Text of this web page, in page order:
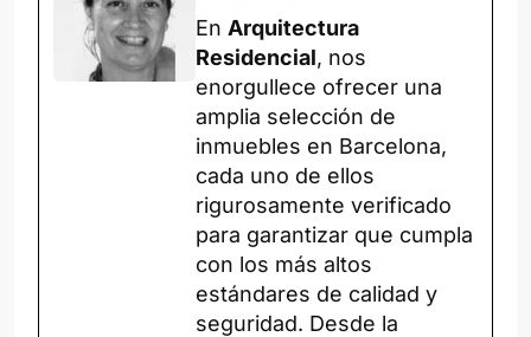
En Arquitectura
Residencial, nos
enorgullece ofrecer una
amplia selección de
inmuebles en Barcelona,
cada uno de ellos
rigurosamente verificado
para garantizar que cumpla
con los más altos
estándares de calidad y
seguridad. Desde la